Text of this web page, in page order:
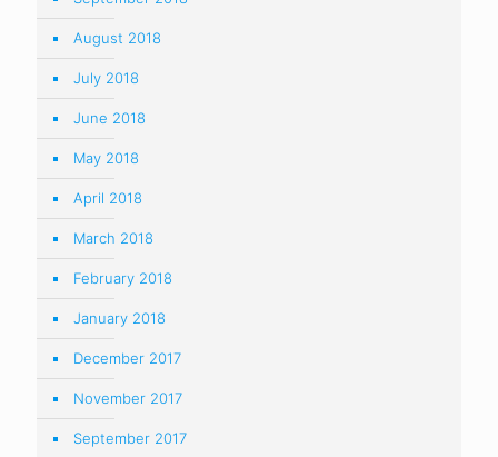
August 2018
July 2018
June 2018
May 2018
April 2018
March 2018
February 2018
January 2018
December 2017
November 2017
September 2017